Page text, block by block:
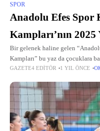
SPOR
Anadolu Efes Spor
Kampları’nın 2025
Bir gelenek haline gelen
Kampları” bu yaz da çocuklara
Anadolu Efes Spor Kulübü, Gloria
GAZETE4 EDITÖR 1 YIL ÖNCE